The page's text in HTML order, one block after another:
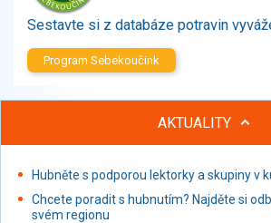
Sestavte si z databáze potravin
Program Sebekoučink
AKTUALITY
Hubněte s podporou lektorky a skupiny v
Chcete poradit s hubnutím? Najděte si
svém regionu